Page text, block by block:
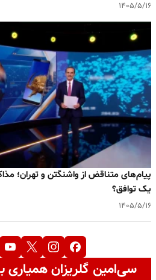
۱۴۰۵/۵/۱۶
پیام‌های متناقض از واشنگتن و تهران؛
یک توافق؟
۱۴۰۵/۵/۱۶
سی‌امین گلریزان همیاری